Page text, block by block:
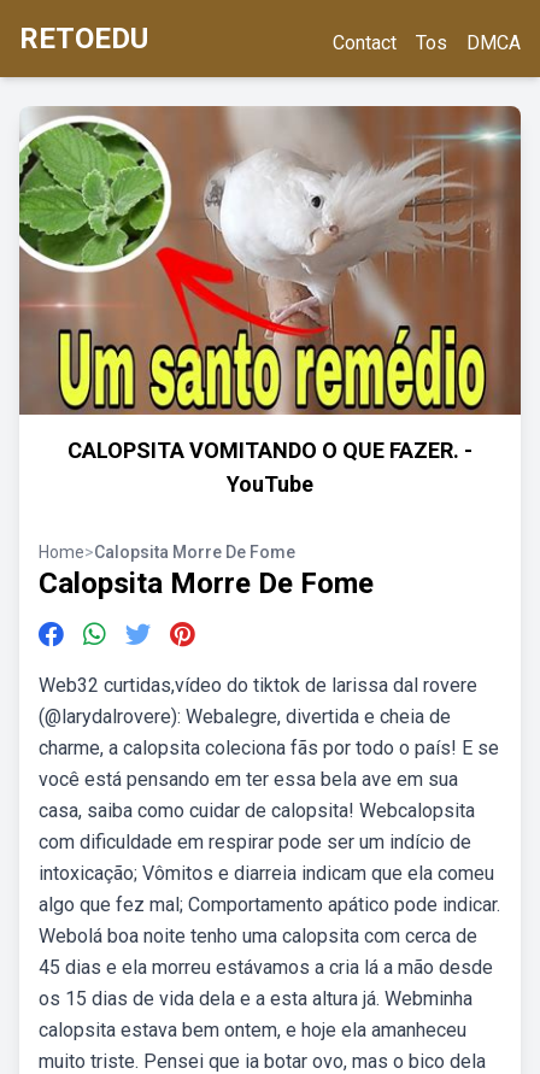
RETOEDU Contact Tos DMCA
CALOPSITA VOMITANDO O QUE FAZER. -
YouTube
Home>Calopsita Morre De Fome
Calopsita Morre De Fome
Web32 curtidas,vídeo do tiktok de larissa dal rovere
(@larydalrovere): Webalegre, divertida e cheia de
charme, a calopsita coleciona fãs por todo o país! E se
você está pensando em ter essa bela ave em sua
casa, saiba como cuidar de calopsita! Webcalopsita
com dificuldade em respirar pode ser um indício de
intoxicação; Vômitos e diarreia indicam que ela comeu
algo que fez mal; Comportamento apático pode indicar.
Webolá boa noite tenho uma calopsita com cerca de
45 dias e ela morreu estávamos a cria lá a mão desde
os 15 dias de vida dela e a esta altura já. Webminha
calopsita estava bem ontem, e hoje ela amanheceu
muito triste. Pensei que ia botar ovo, mas o bico dela